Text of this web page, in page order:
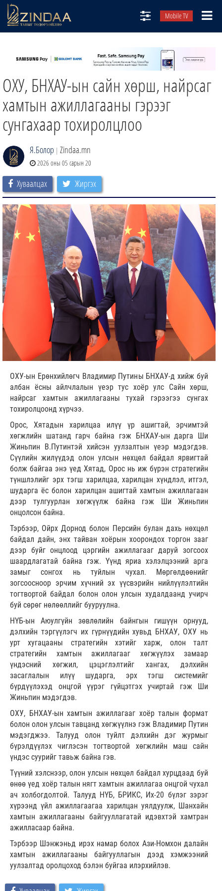
Mobile TV
ТВ8
ӨГЛӨӨНИЙ СОНИН
АУДИО ЗОХИОЛ
ОХУ, БНХАУ-ын сайн хөрш, найрсаг
хамтын ажиллагааны гэрээг
сунгахаар тохиролцлоо
Я.Болор | Zindaa.mn
2026 оны 05 сарын 20
Хуваалцах Жиргэх
ОХУ-ын Ерөнхийлөгч Владимир Путины БНХАУ-д хийж буй
албан ёсны айлчлалын үеэр тус хоёр улс Сайн хөрш,
найрсаг хамтын ажиллагааны тухай гэрээгээ сунгах
тохиролцоонд хүрчээ.
Орос, Хятадын харилцаа илүү үр ашигтай, эрчимтэй
хөгжлийн шатанд гарч байна гэж БНХАУ-ын дарга Ши
Жиньпин В.Путинтэй хийсэн уулзалтын үеэр мэдэгдэв.
Сүүлийн жилүүдэд олон улсын нөхцөл байдал ярвигтай
болж байгаа энэ үед Хятад, Орос нь иж бүрэн стратегийн
түншлэлийг эрх тэгш харилцаа, харилцан хүндлэл, итгэл,
шударга ёс болон харилцан ашигтай хамтын ажиллагаан
дээр тулгуурлан хөгжүүлж байна гэж Ши Жиньпин
онцолсон байна.
Тэрбээр, Ойрх Дорнод болон Персийн булан дахь нөхцөл
байдал дайн, энх тайван хоёрын хоорондох торгон зааг
дээр буйг онцлоод цэргийн ажиллагааг даруй зогсоох
шаардлагатай байна гэж. Үүнд яриа хэлэлцээний арга
замыг сонгох нь туйлын чухал. Мөргөлдөөнийг
зогсоосноор эрчим хүчний эх үүсвэрийн нийлүүлэлтийн
тогтвортой байдал болон олон улсын худалдаанд учирч
буй сөрөг нөлөөллийг бууруулна.
НҮБ-ын Аюулгүйн зөвлөлийн байнгын гишүүн орнууд,
дэлхийн тэргүүлэгч их гүрнүүдийн хувьд БНХАУ, ОХУ нь
урт хугацааны стратегийн хэтийг харж, олон талт
стратегийн хамтын ажиллагааг хөгжүүлэх замаар
үндэсний хөгжил, цэцэглэлтийг хангах, дэлхийн
засаглалын илүү шударга, эрх тэгш системийг
бүрдүүлэхэд онцгой үүрэг гүйцэтгэх учиртай гэж Ши
Жиньпин мэдэгдэв.
ОХУ, БНХАУ-ын хамтын ажиллагааг хоёр талын формат
болон олон улсын тавцанд хөгжүүлнэ гэж Владимир Путин
мэдэгджээ. Талууд олон туйлт дэлхийн дэг журмыг
бүрэлдүүлэх чиглэсэн тогтвортой хөгжлийн маш сайн
үндэс суурийг тавьж байна гэв.
Түүний хэлснээр, олон улсын нөхцөл байдал хурцдаад буй
өнөө үед хоёр талын нягт хамтын ажиллагаа онцгой чухал
ач холбогдолтой. Талууд НҮБ, БРИКС, Их-20 бүлэг зэрэг
хүрээнд үйл ажиллагаагаа харилцан уялдуулж, Шанхайн
хамтын ажиллагааны байгууллагатай идэвхтэй хамтран
ажилласаар байна.
Тэрбээр Шэнжэньд ирэх намар болох Ази-Номхон далайн
хамтын ажиллагааны байгууллагын дээд хэмжээний
уулзалтад оролцоход бэлэн буйгаа илэрхийлэв.